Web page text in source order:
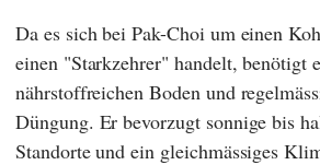
Da es sich bei Pak-Choi um einen
einen "Starkzehrer" handelt, benötigt
nährstoffreichen Boden und
Düngung. Er bevorzugt sonnige bis
Standorte und ein gleichmässiges